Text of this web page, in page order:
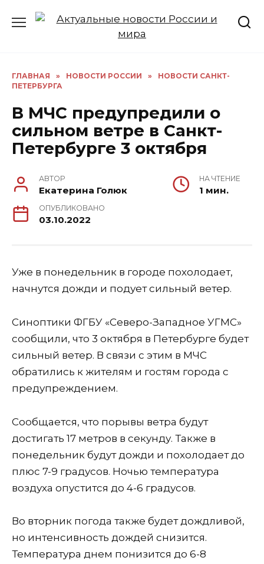
ГЛАВНАЯ » НОВОСТИ РОССИИ »
НОВОСТИ САНКТ-
ПЕТЕРБУРГА
В МЧС предупредили о
сильном ветре в Санкт-
Петербурге 3 октября
АВТОР
Екатерина Голюк
НА ЧТЕНИЕ
1 мин.
ОПУБЛИКОВАНО
03.10.2022
Уже в понедельник в городе похолодает,
начнутся дожди и подует сильный ветер.
Синоптики ФГБУ «Северо-Западное УГМС»
сообщили, что 3 октября в Петербурге будет
сильный ветер. В связи с этим в МЧС
обратились к жителям и гостям города с
предупреждением.
Сообщается, что порывы ветра будут
достигать 17 метров в секунду. Также в
понедельник будут дожди и похолодает до
плюс 7-9 градусов. Ночью температура
воздуха опустится до 4-6 градусов.
Во вторник погода также будет дождливой,
но интенсивность дождей снизится.
Температура днем понизится до 6-8